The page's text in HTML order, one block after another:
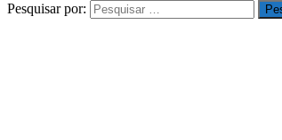
Pesquisar por: